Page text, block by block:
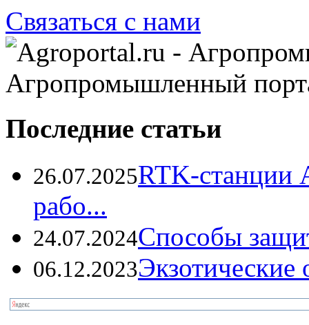
Связаться с нами
Агропромышленный
Последние статьи
26.07.2025RTK-станции
рабо...
24.07.2024Способы
06.12.2023